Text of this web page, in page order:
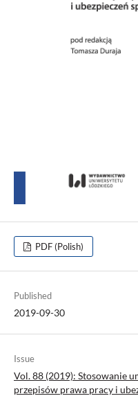
PDF (Polish)
Published
2019-09-30
Issue
Vol. 88 (2019): Stosowanie
przepisów prawa pracy i